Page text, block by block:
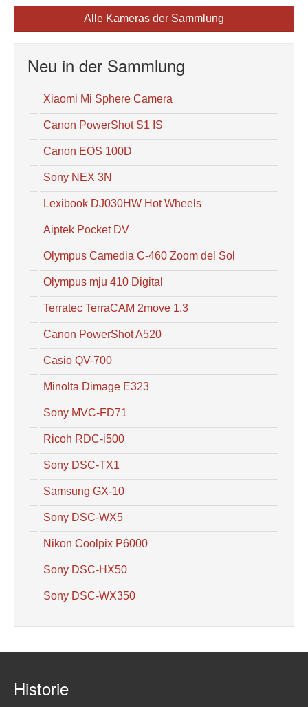
Alle Kameras der Sammlung
Neu in der Sammlung
Xiaomi Mi Sphere Camera
Canon PowerShot S1 IS
Canon EOS 100D
Sony NEX 3N
Lexibook DJ030HW Hot Wheels
Aiptek Pocket DV
Olympus Camedia C-460 Zoom del Sol
Olympus mju 410 Digital
Terratec TerraCAM 2move 1.3
Canon PowerShot A520
Casio QV-700
Minolta Dimage E323
Sony MVC-FD71
Ricoh RDC-i500
Sony DSC-TX1
Samsung GX-10
Sony DSC-WX5
Nikon Coolpix P6000
Sony DSC-HX50
Sony DSC-WX350
Historie